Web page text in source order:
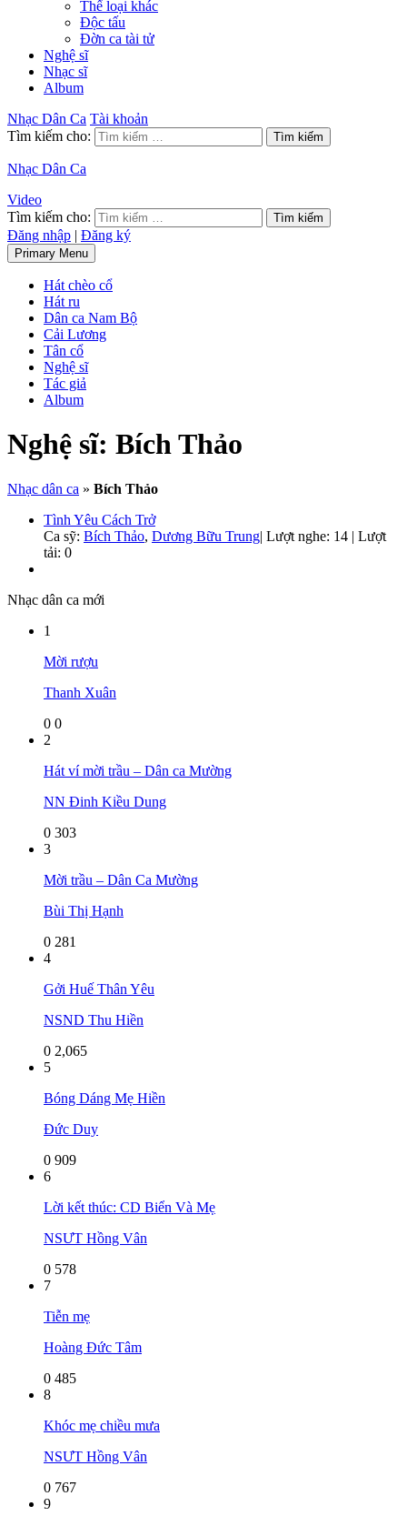
Thể loại khác
Độc tấu
Đờn ca tài tử
Nghệ sĩ
Nhạc sĩ
Album
Nhạc Dân Ca Tài khoản
Tìm kiếm cho:
Nhạc Dân Ca
Video
Tìm kiếm cho:
Đăng nhập | Đăng ký
Primary Menu
Hát chèo cổ
Hát ru
Dân ca Nam Bộ
Cải Lương
Tân cổ
Nghệ sĩ
Tác giả
Album
Nghệ sĩ: Bích Thảo
Nhạc dân ca » Bích Thảo
Tình Yêu Cách Trở
Ca sỹ: Bích Thảo, Dương Bữu Trung| Lượt nghe: 14 | Lượt
tải: 0
Nhạc dân ca mới
1
Mời rượu
Thanh Xuân
0 0
2
Hát ví mời trầu – Dân ca Mường
NN Đinh Kiều Dung
0 303
3
Mời trầu – Dân Ca Mường
Bùi Thị Hạnh
0 281
4
Gởi Huế Thân Yêu
NSND Thu Hiền
0 2,065
5
Bóng Dáng Mẹ Hiền
Đức Duy
0 909
6
Lời kết thúc: CD Biển Và Mẹ
NSƯT Hồng Vân
0 578
7
Tiễn mẹ
Hoàng Đức Tâm
0 485
8
Khóc mẹ chiều mưa
NSƯT Hồng Vân
0 767
9